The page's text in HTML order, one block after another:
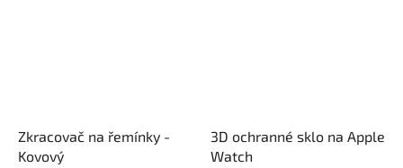
Zkracovač na řemínky -
Kovový
3D ochranné sklo na Apple
Watch